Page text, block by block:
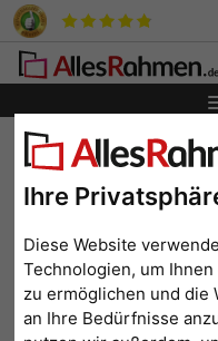
Ihre
Diese Website
Technologien, um
zu ermöglichen und die
an Ihre Bedürfnisse
Zurück|Bilderrahmen-
aus Holz Liora für 9 Bilder
Liora für 9
13x18 cm